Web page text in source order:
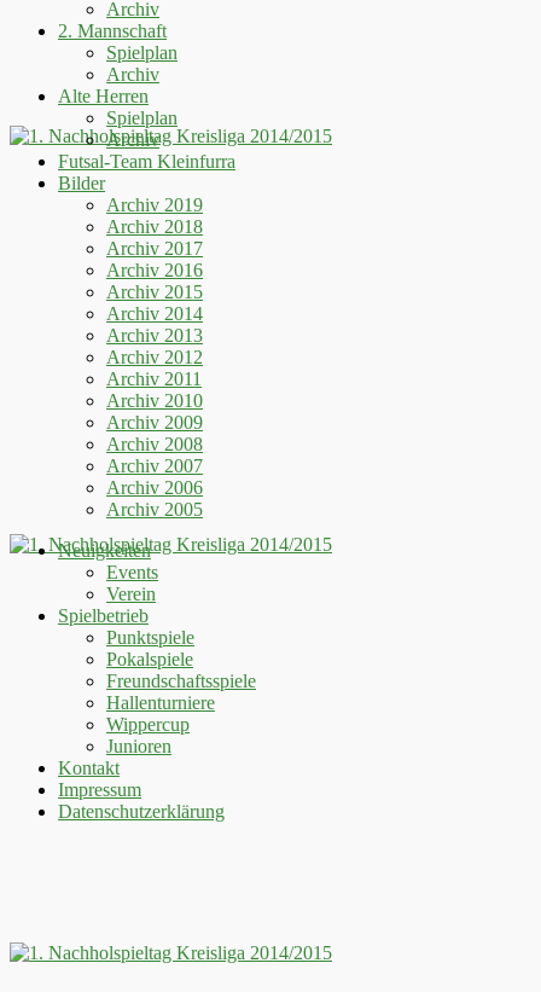
Archiv
2. Mannschaft
Spielplan
Archiv
Alte Herren
Spielplan
Archiv
Futsal-Team Kleinfurra
Bilder
Archiv 2019
Archiv 2018
Archiv 2017
Archiv 2016
Archiv 2015
Archiv 2014
Archiv 2013
Archiv 2012
Archiv 2011
Archiv 2010
Archiv 2009
Archiv 2008
Archiv 2007
Archiv 2006
Archiv 2005
Neuigkeiten
Events
Verein
Spielbetrieb
Punktspiele
Pokalspiele
Freundschaftsspiele
Hallenturniere
Wippercup
Junioren
Kontakt
Impressum
Datenschutzerklärung